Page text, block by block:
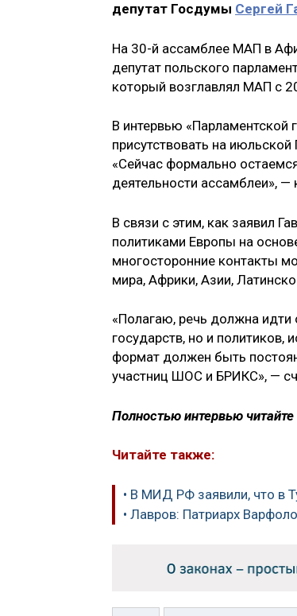
депутат Госдумы Сергей
На 30-й ассамблее МАП в
депутат польского
который возглавлял МАП с
В интервью «Парламентской
присутствовать на
«Сейчас формально
деятельности ассамблеи», —
В связи с этим, как заявил
политиками Европы на
многосторонние контакты
мира, Африки, Азии,
«Полагаю, речь должна идти
государств, но и
формат должен быть
участниц ШОС и БРИКС», —
Полностью интервью читайте
Читайте также:
• В МИД РФ заявили, что в
• Лавров: Патриарх